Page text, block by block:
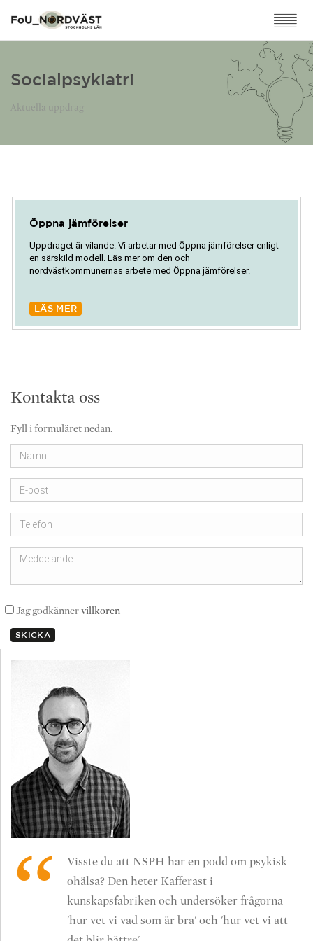
Socialpsykiatri
Aktuella uppdrag
Öppna jämförelser
Uppdraget är vilande. Vi arbetar med Öppna jämförelser enligt
en särskild modell. Läs mer om den och
nordvästkommunernas arbete med Öppna jämförelser.
LÄS MER
Kontakta oss
Fyll i formuläret nedan.
Jag godkännervillkoren
SKICKA
Visste du att NSPH har en podd om psykisk
ohälsa? Den heter Kafferast i
kunskapsfabriken och undersöker frågorna
'hur vet vi vad som är bra' och 'hur vet vi att